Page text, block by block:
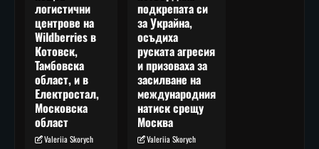
логистични
центрове на
Wildberries в
Котовск,
Тамбовска
област, и в
Електростал,
Московска
област
Valeriia Skorych
подкрепата си
за Украйна,
осъдиха
руската агресия
и призоваха за
засилване на
международния
натиск срещу
Москва
Valeriia Skorych